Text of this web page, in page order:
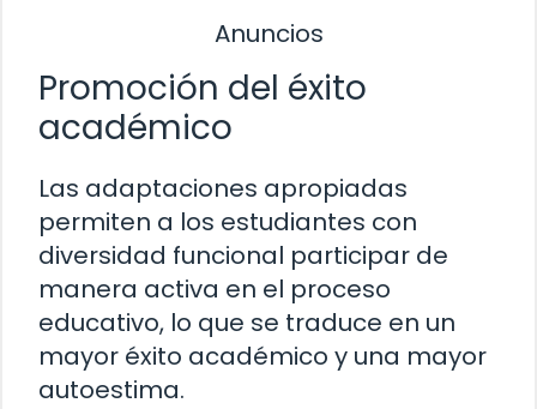
Anuncios
Promoción del éxito
académico
Las adaptaciones apropiadas
permiten a los estudiantes con
diversidad funcional participar de
manera activa en el proceso
educativo, lo que se traduce en un
mayor éxito académico y una mayor
autoestima.